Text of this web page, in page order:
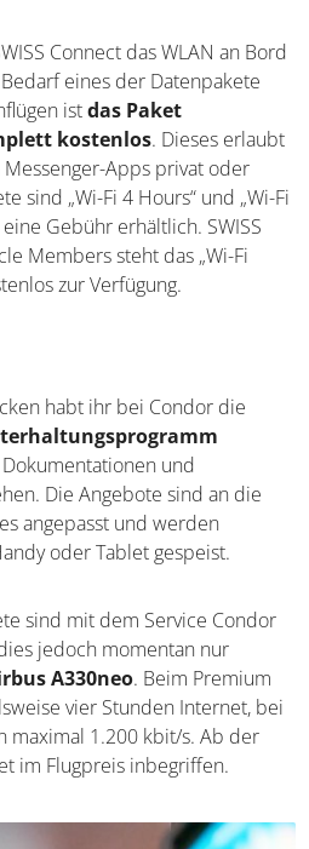
Connect das WLAN an Bord
eines der Datenpakete
istdas Paket
kostenlos. Dieses erlaubt
Messenger-Apps privat oder
sind „Wi-Fi 4 Hours“ und „Wi-Fi
Gebühr erhältlich. SWISS
Members steht das „Wi-Fi
zur Verfügung.
habt ihr bei Condor die
und
Die Angebote sind an die
angepasst und werden
oder Tablet gespeist.
sind mit dem Service Condor
jedoch momentan nur
A330neo. Beim Premium
vier Stunden Internet, bei
maximal 1.200 kbit/s. Ab der
im Flugpreis inbegriffen.